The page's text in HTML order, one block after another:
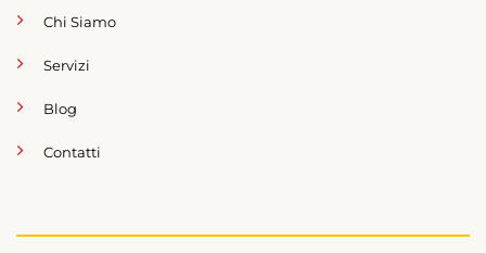
Chi Siamo
Servizi
Blog
Contatti